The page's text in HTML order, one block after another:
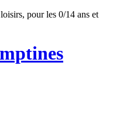
pour les 0/14 ans et